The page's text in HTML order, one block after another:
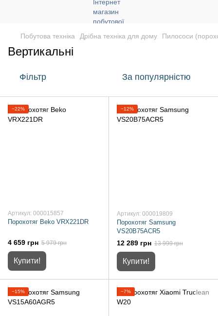
Побутова техніка Дрібна техніка для дому Пилососи
Вертикальні
Фільтр За популярністю
−22%
Артикул: 000015857
Порохотяг Beko VRX221DR
4 659 грн 5 979 грн
Купити!
−12%
Артикул: 000019809
Порохотяг Samsung
VS20B75ACR5
12 289 грн 13 999 грн
Купити!
−15% −7%